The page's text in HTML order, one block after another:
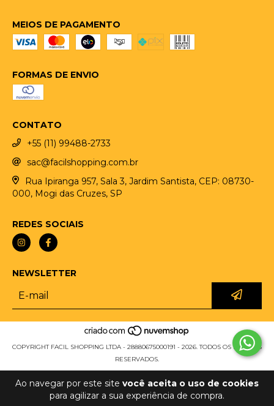
Ao navegar por este site você aceita o uso de cookies
para agilizar a sua experiência de compra.
MEIOS DE PAGAMENTO
FORMAS DE ENVIO
CONTATO
+55 (11) 99488-2733
sac@facilshopping.com.br
Rua Ipiranga 957, Sala 3, Jardim Santista, CEP: 08730-
000, Mogi das Cruzes, SP
REDES SOCIAIS
NEWSLETTER
COPYRIGHT FACIL SHOPPING LTDA - 28880675000191 - 2026. TODOS OS DIREITOS
RESERVADOS.